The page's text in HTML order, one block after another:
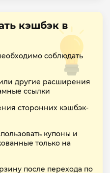
кэшбэк в
соблюдать
другие расширения
ссылки
сторонних кэшбэк-
купоны и
только на
после перехода по